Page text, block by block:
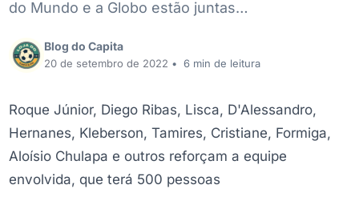
do Mundo e a Globo estão juntas…
Blog do Capita
20 de setembro de 2022 • 6 min de leitura
Roque Júnior, Diego Ribas, Lisca, D'Alessandro,
Hernanes, Kleberson, Tamires, Cristiane, Formiga,
Aloísio Chulapa e outros reforçam a equipe
envolvida, que terá 500 pessoas